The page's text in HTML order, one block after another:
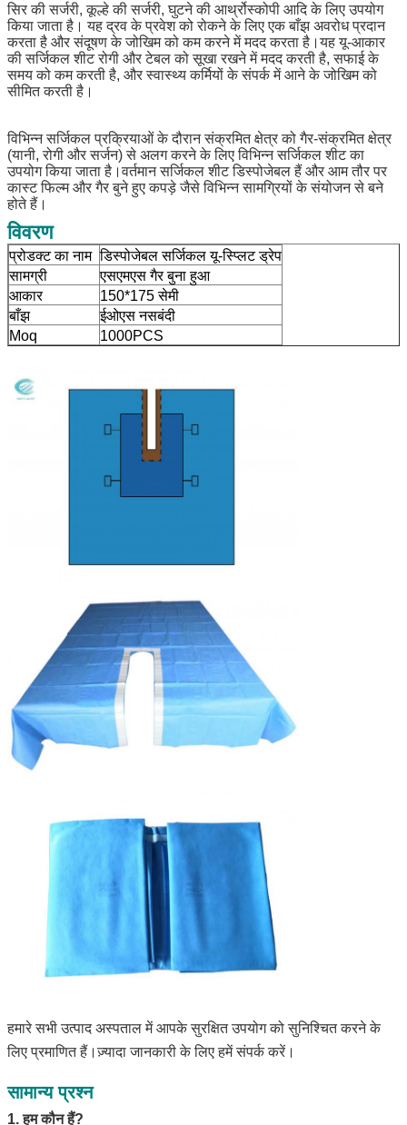
सिर की सर्जरी, कूल्हे की सर्जरी, घुटने की आर्थ्रोस्कोपी आदि के लिए उपयोग
किया जाता है। यह द्रव के प्रवेश को रोकने के लिए एक बाँझ अवरोध प्रदान
करता है और संदूषण के जोखिम को कम करने में मदद करता है।यह यू-आकार
की सर्जिकल शीट रोगी और टेबल को सूखा रखने में मदद करती है, सफाई के
समय को कम करती है, और स्वास्थ्य कर्मियों के संपर्क में आने के जोखिम को
सीमित करती है।
विभिन्न सर्जिकल प्रक्रियाओं के दौरान संक्रमित क्षेत्र को गैर-संक्रमित क्षेत्र
(यानी, रोगी और सर्जन) से अलग करने के लिए विभिन्न सर्जिकल शीट का
उपयोग किया जाता है।वर्तमान सर्जिकल शीट डिस्पोजेबल हैं और आम तौर पर
कास्ट फिल्म और गैर बुने हुए कपड़े जैसे विभिन्न सामग्रियों के संयोजन से बने
होते हैं।
विवरण
प्रोडक्ट का नाम डिस्पोजेबल सर्जिकल यू-स्प्लिट ड्रेप
सामग्री
एसएमएस गैर बुना हुआ
आकार
150*175 सेमी
बाँझ
ईओएस नसबंदी
Moq
1000PCS
हमारे सभी उत्पाद अस्पताल में आपके सुरक्षित उपयोग को सुनिश्चित करने के
लिए प्रमाणित हैं।ज़्यादा जानकारी के लिए हमें संपर्क करें।
सामान्य प्रश्न
1. हम कौन हैं?